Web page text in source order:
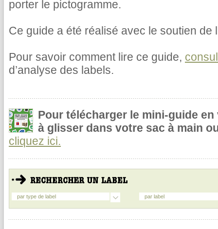
porter le pictogramme.
Ce guide a été réalisé avec le soutien de
Pour savoir comment lire ce guide,
d’analyse des labels.
Pour télécharger le mini-guide
à glisser dans votre sac à main
cliquez ici.
par type de label par label